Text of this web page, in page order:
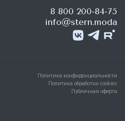
8 800 200-84-75
info@stern.moda
Политика конфиденциальности
Политика обработки cookies
Публичная оферта